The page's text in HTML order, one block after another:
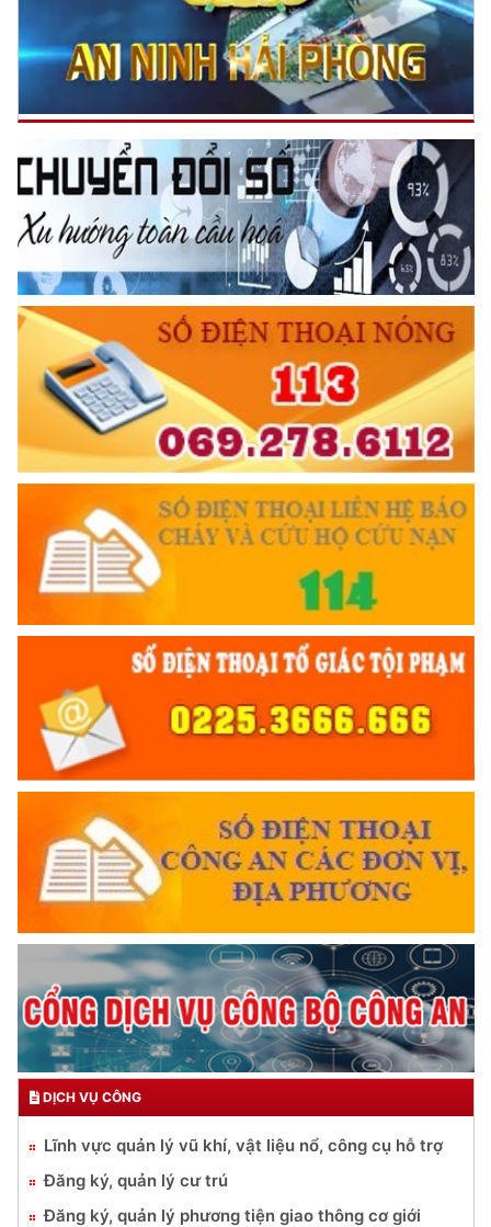
DỊCH VỤ CÔNG
Lĩnh vực quản lý vũ khí, vật liệu nổ, công cụ hỗ trợ
Đăng ký, quản lý cư trú
Đăng ký, quản lý phương tiện giao thông cơ giới